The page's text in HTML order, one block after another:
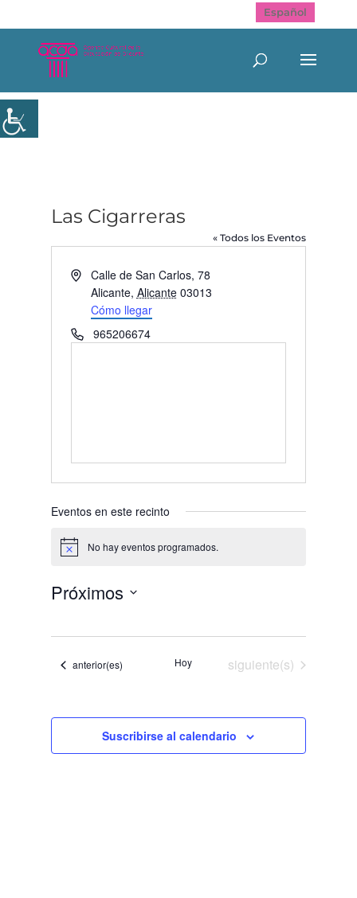
Español
Las Cigarreras
« Todos los Eventos
Dirección
Calle de San Carlos, 78
Alicante, Alicante 03013
Cómo llegar
Teléfono965206674
Eventos en este recinto
Aviso No hay eventos programados.
Próximos
Eventos
anterior(es) Hoy Eventos
siguiente(s)
Suscribirse al calendario